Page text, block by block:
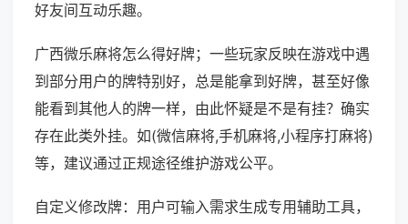
好友间互动乐趣。
广西微乐麻将怎么得好牌；一些玩家反映在游戏中遇
到部分用户的牌特别好，总是能拿到好牌，甚至好像
能看到其他人的牌一样，由此怀疑是不是有挂？确实
存在此类外挂。如(微信麻将,手机麻将,小程序打麻将)
等，建议通过正规途径维护游戏公平。
自定义修改牌：用户可输入需求生成专用辅助工具，